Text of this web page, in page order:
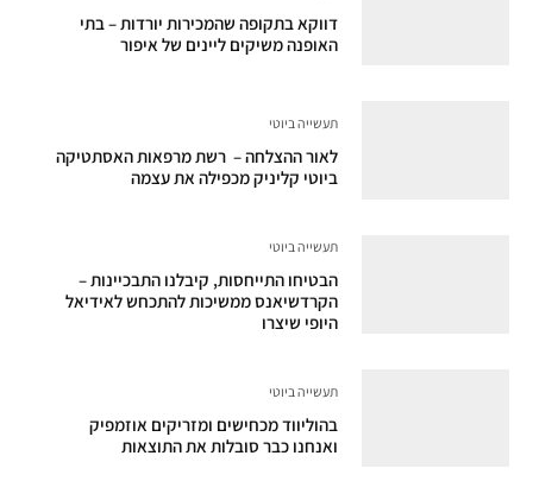
דווקא בתקופה שהמכירות יורדות – בתי
האופנה משיקים ליינים של איפור
תעשייה ביוטי
לאור ההצלחה – רשת מרפאות האסתטיקה
ביוטי קליניק מכפילה את עצמה
תעשייה ביוטי
הבטיחו התייחסות, קיבלנו התבכיינות –
הקרדשיאנס ממשיכות להתכחש לאידיאל
היופי שיצרו
תעשייה ביוטי
בהוליווד מכחישים ומזריקים אוזמפיק
ואנחנו כבר סובלות את התוצאות